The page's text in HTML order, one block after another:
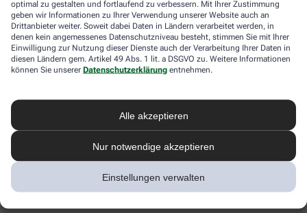
optimal zu gestalten und fortlaufend zu verbessern. Mit Ihrer Zustimmung
geben wir Informationen zu Ihrer Verwendung unserer Website auch an
Drittanbieter weiter. Soweit dabei Daten in Ländern verarbeitet werden, in
denen kein angemessenes Datenschutzniveau besteht, stimmen Sie mit Ihrer
Einwilligung zur Nutzung dieser Dienste auch der Verarbeitung Ihrer Daten in
diesen Ländern gem. Artikel 49 Abs. 1 lit. a DSGVO zu. Weitere Informationen
können Sie unserer Datenschutzerklärung entnehmen.
Alle akzeptieren
Nur notwendige akzeptieren
Einstellungen verwalten
Zahlarten
Möglichkeit der Online-Zahlung zur Verfügung stellt. Die Bezahlung bei
Abholung und die Bezahlung bei Botendienstlieferungen, sofern ein
Botendienst in der von Ihnen ausgewählten Apotheke angeboten wird, ist